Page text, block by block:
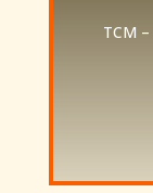
TCM